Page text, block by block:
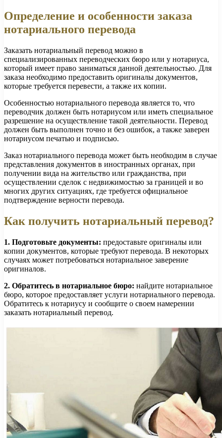
Определение и особенности заказа
нотариального перевода
Заказать нотариальный перевод можно в
специализированных переводческих бюро или у нотариуса,
который имеет право заниматься данной деятельностью. Для
заказа необходимо предоставить оригиналы документов,
которые требуется перевести, а также их копии.
Особенностью нотариального перевода является то, что
переводчик должен быть нотариусом или иметь специальное
разрешение на осуществление такой деятельности. Перевод
должен быть выполнен точно и без ошибок, а также заверен
нотариусом печатью и подписью.
Заказ нотариального перевода может быть необходим в случае
представления документов в иностранных органах, при
получении вида на жительство или гражданства, при
осуществлении сделок с недвижимостью за границей и во
многих других ситуациях, где требуется официальное
подтверждение верности перевода.
Как получить нотариальный перевод?
1. Подготовьте документы: предоставьте оригиналы или
копии документов, которые требуют перевода. В некоторых
случаях может потребоваться нотариальное заверение
оригиналов.
2. Обратитесь в нотариальное бюро: найдите нотариальное
бюро, которое предоставляет услуги нотариального перевода.
Обратитесь к нотариусу и сообщите о своем намерении
заказать нотариальный перевод.